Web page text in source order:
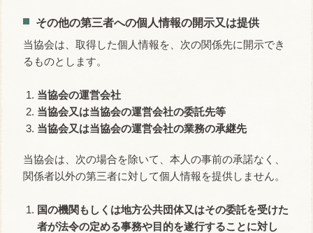
その他の第三者への個人情報の開示又は提供
当協会は、取得した個人情報を、次の関係先に開示でき
るものとします。
当協会の運営会社
当協会又は当協会の運営会社の委託先等
当協会又は当協会の運営会社の業務の承継先
当協会は、次の場合を除いて、本人の事前の承諾なく、
関係者以外の第三者に対して個人情報を提供しません。
国の機関もしくは地方公共団体又はその委託を受けた
者が法令の定める事務や目的を遂行することに対し